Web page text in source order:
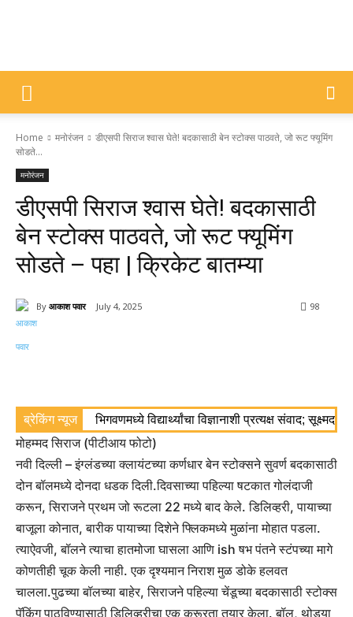
DIVYAJYOTI
SAMACHAR
Home मनोरंजन
डीएसपी सिराज श्वास घेते! बदकासाठी बेन स्टोक्स पाठवते, जो रूट फ्यूमिंग
सोडते...
मनोरंजन
डीएसपी सिराज श्वास घेते! बदकासाठी
बेन स्टोक्स पाठवते, जो रूट फ्यूमिंग
सोडते – पहा | क्रिकेट बातम्या
By आकाश पवार July 4, 2025 98
ब्रेकिंग न्यूज भिगवणमध्ये विद्यार्थ्यांचा विज्ञानाशी प्रत्यक्ष संवाद;
मोहम्मद सिराज (पीटीआय फोटो)
नवी दिल्ली – इंग्लंडच्या क्लायंटच्या कर्णधार बेन स्टोक्सने सुवर्ण बदकासाठी
दोन बॉलमध्ये दोनदा धडक दिली.दिवसाच्या पहिल्या षटकात गोलंदाजी
करून, सिराजने प्रथम जो रूटला 22 मध्ये बाद केले.डिलिव्हरी, पायाच्या
बाजूला कोनात, बारीक पायाच्या दिशेने फ्लिकमध्ये मुळांना मोहात पडला.
त्याऐवजी, बॉलने त्याचा हातमोजा घासला आणि ish षभ पंतने स्टंपच्या मागे
कोणतीही चूक केली नाही.एक दृश्यमान निराश मुळ डोके हलवत
चालला.पुढच्या बॉलच्या बाहेर, सिराजने पहिल्या चेंडूच्या बदकासाठी स्टोक्स
पॅकिंग पाठविण्यासाठी डिलिव्हरीचा एक क्रूरता तयार केला.बॉल, थोड्या